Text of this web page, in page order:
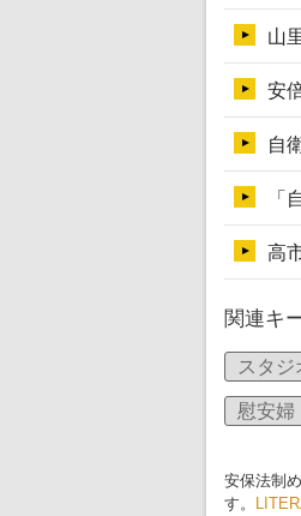
関連キ
スタジ
慰安婦
安保法制
す。